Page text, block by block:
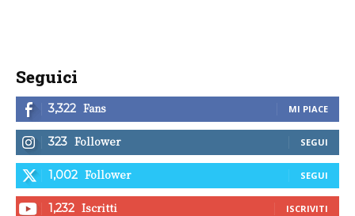
Seguici
3,322 Fans MI PIACE
323 Follower SEGUI
1,002 Follower SEGUI
1,232 Iscritti ISCRIVITI